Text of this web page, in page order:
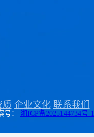
质 企业文化 联系我们
号： 湘ICP备2025144734号-1